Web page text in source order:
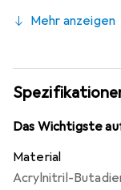
Profi.Mehr anzeigen
Das Wichtigste
Material
Acrylnitril-